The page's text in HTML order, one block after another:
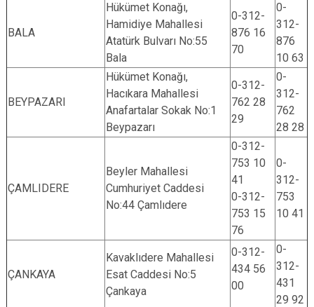
BALA
Hükümet Konağı,
Hamidiye Mahallesi
Atatürk Bulvarı No:55
Bala
0-312-
876 16
70
0-
312-
876
10 63
BEYPAZARI
Hükümet Konağı,
Hacıkara Mahallesi
Anafartalar Sokak No:1
Beypazarı
0-312-
762 28
29
0-
312-
762
28 28
ÇAMLIDERE
Beyler Mahallesi
Cumhuriyet Caddesi
No:44 Çamlıdere
0-312-
753 10
41
0-312-
753 15
76
0-
312-
753
10 41
ÇANKAYA
Kavaklıdere Mahallesi
Esat Caddesi No:5
Çankaya
0-312-
434 56
00
0-
312-
431
29 92